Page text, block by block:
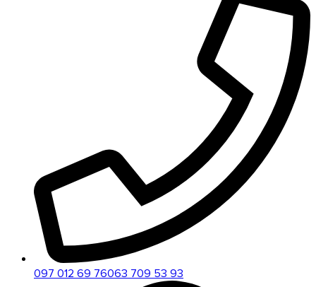
097 012 69 76063 709 53 93